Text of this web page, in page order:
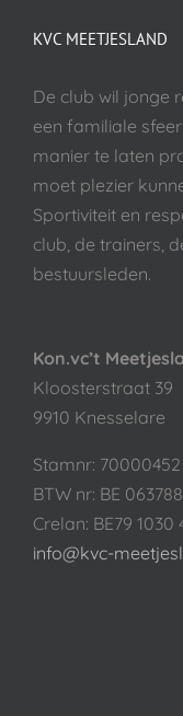
KVC MEETJESLAND
De club wil jonge
een familiale
manier te laten
moet plezier
Sportiviteit en
club, de trainers,
bestuursleden.
Kon.vc’t
Kloosterstraat 39
9910 Knesselare
Stamnr: 70000452
BTW nr: BE
Crelan: BE79 1030
info@kvc-